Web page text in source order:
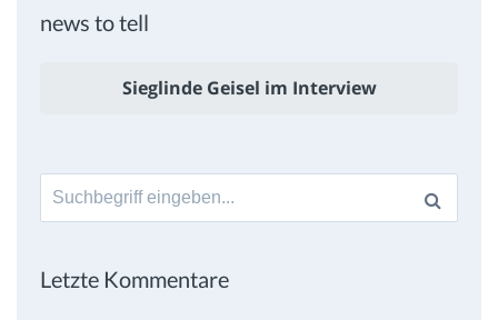
news to tell
Sieglinde Geisel im Interview
Suche
nach:
Letzte Kommentare